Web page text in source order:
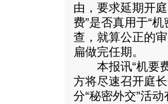
由，要求延期开
费”是否真用于“
查，就算公正的
扁做完任期。
本报讯“机要费
方将尽速召开庭
分“秘密外交”活